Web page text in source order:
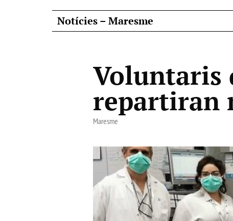
Notícies – Maresme
Voluntaris
repartiran
Maresme